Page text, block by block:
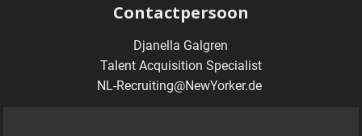
Contactpersoon
Djanella Galgren
Talent Acquisition Specialist
NL-Recruiting@NewYorker.de